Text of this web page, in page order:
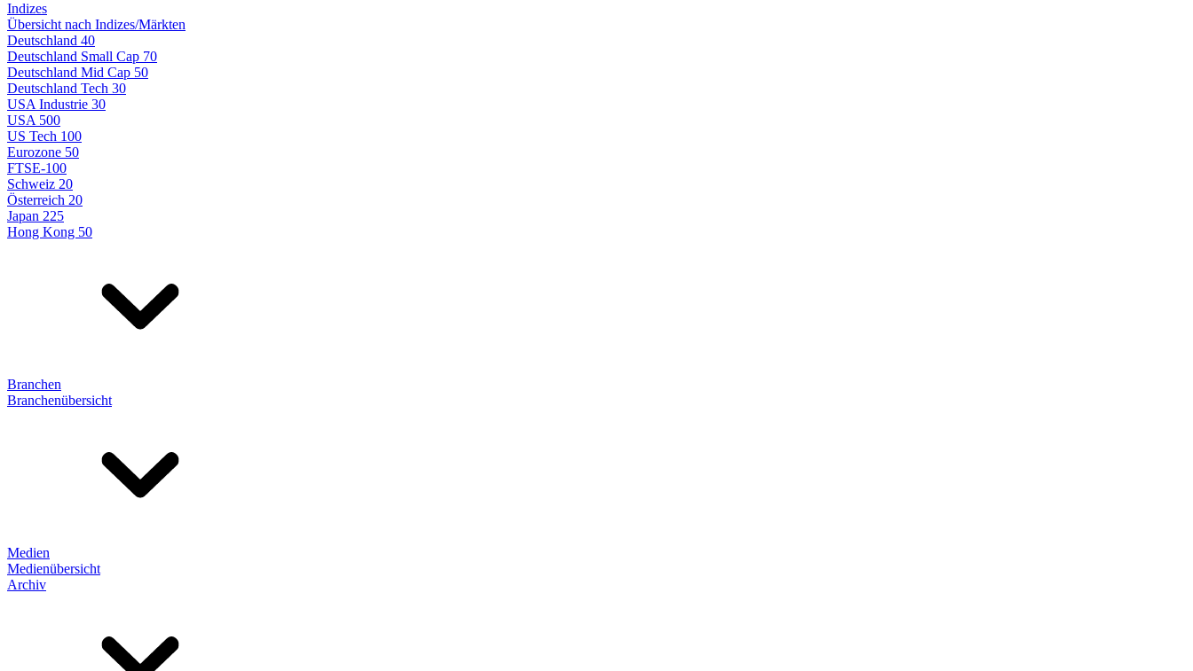
Indizes
Übersicht nach Indizes/Märkten
Deutschland 40
Deutschland Small Cap 70
Deutschland Mid Cap 50
Deutschland Tech 30
USA Industrie 30
USA 500
US Tech 100
Eurozone 50
FTSE-100
Schweiz 20
Österreich 20
Japan 225
Hong Kong 50
Branchen
Branchenübersicht
Medien
Medienübersicht
Archiv